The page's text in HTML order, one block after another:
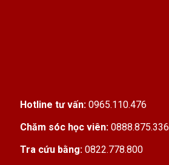
Hotline tư vấn: 0965.110.476
Chăm sóc học viên: 0888.875.336
Tra cứu bằng: 0822.778.800